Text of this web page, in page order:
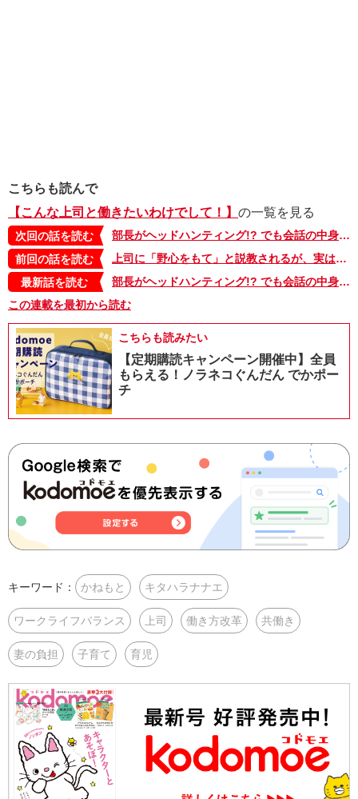
こちらも読んで
【こんな上司と働きたいわけでして！】 の一覧を見る
次回の話を読む
部長がヘッドハンティング!? でも会話の中身は子どものオペレーション!?【こんな上司と働きたいわけでして！58】
前回の話を読む
上司に「野心をもて」と説教されるが、実はものすごい野心を秘めている腹黒部下の話【こんな上司と働きたいわけでして！56】
最新話を読む
部長がヘッドハンティング!? でも会話の中身は子どものオペレーション!?【こんな上司と働きたいわけでして！58】
この連載を最初から読む
こちらも読みたい
【定期購読キャンペーン開催中】全員
もらえる！ノラネコぐんだん でかポー
チ
キーワード： かねもと キタハラナナエ
ワークライフバランス 上司 働き方改革 共働き
妻の負担 子育て 育児